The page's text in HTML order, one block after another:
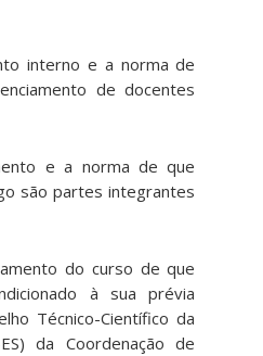
interno e a norma de
de docentes
e a norma de que
são partes integrantes
do curso de que
à sua prévia
Técnico-Científico da
da Coordenação de